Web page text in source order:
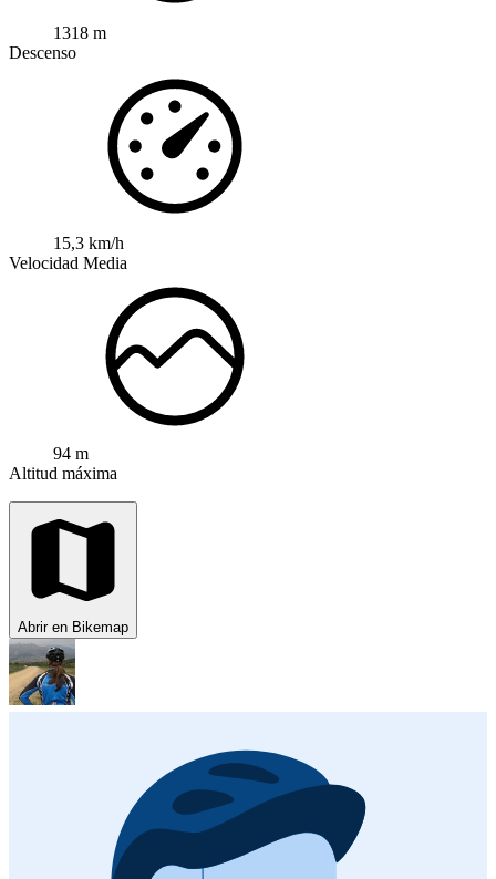
1318 m
Descenso
15,3 km/h
Velocidad Media
94 m
Altitud máxima
Abrir en Bikemap